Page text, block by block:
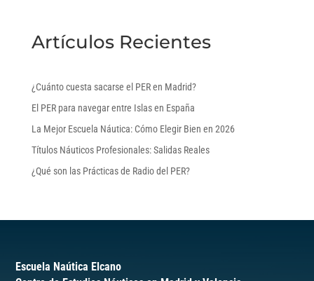
Artículos Recientes
¿Cuánto cuesta sacarse el PER en Madrid?
El PER para navegar entre Islas en España
La Mejor Escuela Náutica: Cómo Elegir Bien en 2026
Títulos Náuticos Profesionales: Salidas Reales
¿Qué son las Prácticas de Radio del PER?
Escuela Naútica Elcano